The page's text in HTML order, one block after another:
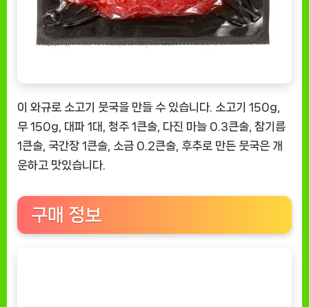
이 와규로 소고기 뭇국을 만들 수 있습니다. 소고기 150g,
무 150g, 대파 1대, 청주 1큰술, 다진 마늘 0.3큰술, 참기름
1큰술, 국간장 1큰술, 소금 0.2큰술, 후추로 만든 뭇국은 개
운하고 맛있습니다.
구매 정보